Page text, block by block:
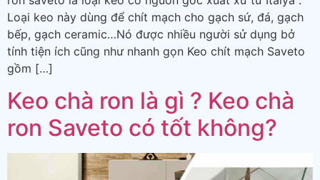
Loại keo này dùng để chít mạch cho gạch sứ, đá, gạch
bếp, gạch ceramic…Nó được nhiều người sử dụng bở
tính tiện ích cũng như nhanh gọn Keo chít mạch Saveto
gồm […]
Keo chà ron là gì ? Keo chà
ron Saveto có tốt không?